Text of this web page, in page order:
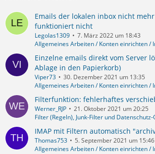
Emails der lokalen inbox nicht
funktioniert nicht
Legolas1309
7. März 2022 um 18:43
Allgemeines Arbeiten / Konten einrichten /
Einzelne emails direkt vom Server
Ablage in den Papierkorb)
Viper73
30. Dezember 2021 um 13:35
Allgemeines Arbeiten / Konten einrichten /
Filterfunktion: fehlerhaftes
Werner_RJP
21. Oktober 2021 um 20:25
Filter (Regeln), Junk-Filter und
IMAP mit Filtern automatisch
Thomas753
5. September 2021 um 15:46
Allgemeines Arbeiten / Konten einrichten /